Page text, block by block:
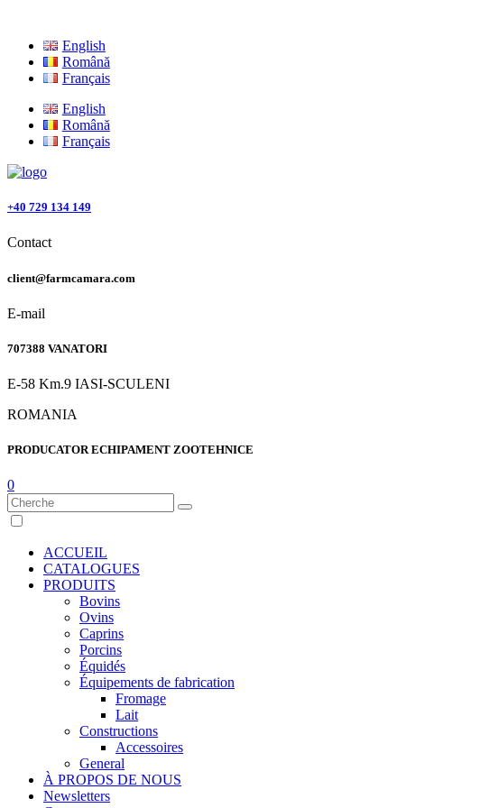
English
Română
Français
English
Română
Français
+40 729 134 149
Contact
client@farmcamara.com
E-mail
707388 VANATORI
E-58 Km.9 IASI-SCULENI
ROMANIA
PRODUCATOR ECHIPAMENT ZOOTEHNICE
0
ACCUEIL
CATALOGUES
PRODUITS
Bovins
Ovins
Caprins
Porcins
Équidés
Équipements de fabrication
Fromage
Lait
Constructions
Accessoires
General
À PROPOS DE NOUS
Newsletters